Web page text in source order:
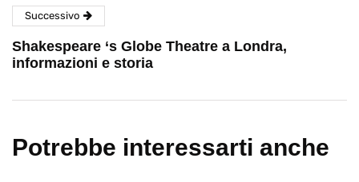
Successivo
Shakespeare ‘s Globe Theatre a Londra,
informazioni e storia
Potrebbe interessarti anche